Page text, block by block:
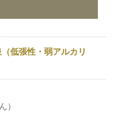
低張性・弱アルカリ
）